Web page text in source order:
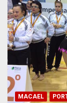
MACAEL